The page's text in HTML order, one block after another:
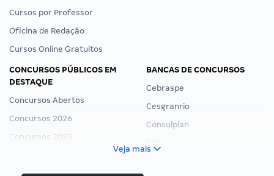
Cursos por Professor
Oficina de Redação
Cursos Online Gratuitos
CONCURSOS PÚBLICOS EM
DESTAQUE
Concursos Abertos
Concursos 2026
Concursos 2025
Concurso Ibama
BANCAS DE CONCURSOS
Cebraspe
Cesgranrio
Consulplan
Veja mais